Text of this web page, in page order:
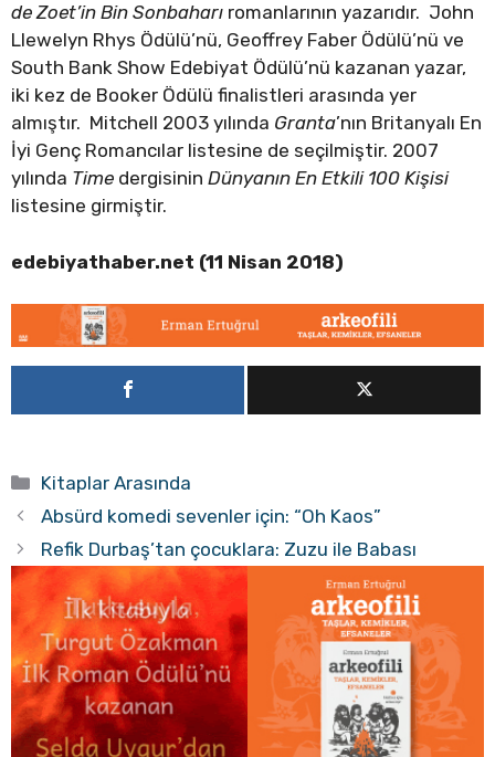
de Zoet’in Bin Sonbaharı romanlarının yazarıdır. John
Llewelyn Rhys Ödülü’nü, Geoffrey Faber Ödülü’nü ve
South Bank Show Edebiyat Ödülü’nü kazanan yazar,
iki kez de Booker Ödülü finalistleri arasında yer
almıştır. Mitchell 2003 yılında Granta’nın Britanyalı En
İyi Genç Romancılar listesine de seçilmiştir. 2007
yılında Time dergisinin Dünyanın En Etkili 100 Kişisi
listesine girmiştir.
edebiyathaber.net (11 Nisan 2018)
Kategoriler
Kitaplar Arasında
Absürd komedi sevenler için: “Oh Kaos”
Refik Durbaş’tan çocuklara: Zuzu ile Babası